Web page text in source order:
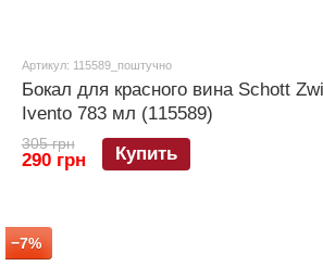
Артикул: 115589_поштучно
Бокал для красного вина Schott
Ivento 783 мл (115589)
305 грн
290 грн Купить
−7%